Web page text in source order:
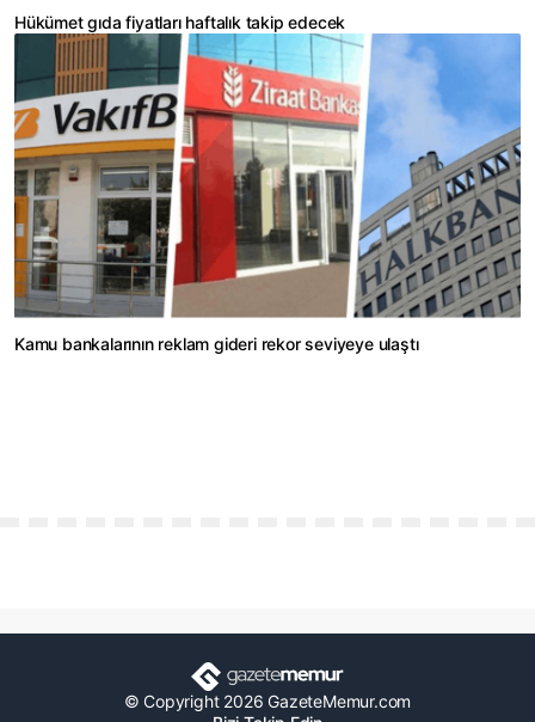
Hükümet gıda fiyatları haftalık takip edecek
Kamu bankalarının reklam gideri rekor seviyeye ulaştı
© Copyright 2026 GazeteMemur.com